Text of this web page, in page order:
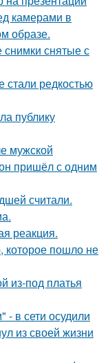
камерами в
образе.
снятые с
стали редкостью
публику
мужской
пришёл с одним
считали.
реакция.
которое пошло не
из-под платья
в сети осудили
из своей жизни